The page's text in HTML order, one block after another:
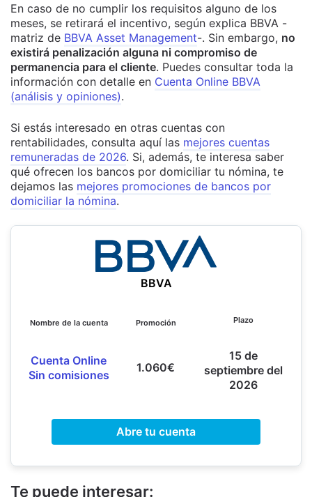
En caso de no cumplir los requisitos alguno de los
meses, se retirará el incentivo, según explica BBVA -
matriz de BBVA Asset Management-. Sin embargo, no
existirá penalización alguna ni compromiso de
permanencia para el cliente. Puedes consultar toda la
información con detalle en Cuenta Online BBVA
(análisis y opiniones).
Si estás interesado en otras cuentas con
rentabilidades, consulta aquí las mejores cuentas
remuneradas de 2026. Si, además, te interesa saber
qué ofrecen los bancos por domiciliar tu nómina, te
dejamos las mejores promociones de bancos por
domiciliar la nómina.
BBVA
Nombre de la cuenta
Cuenta Online
Sin comisiones
Promoción
1.060€
Plazo
15 de
septiembre del
2026
Abre tu cuenta
Te puede interesar: